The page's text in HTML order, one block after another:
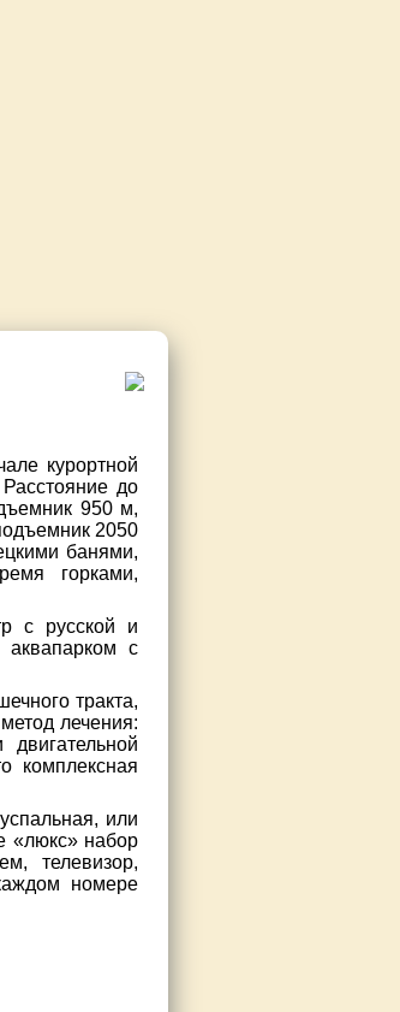
курортной
до
950 м,
2050
банями,
горками,
с русской и
с
тракта,
лечения:
комплексная
или
«люкс» набор
телевизор,
номере